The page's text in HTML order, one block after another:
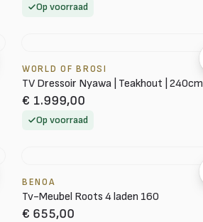
Op voorraad
WORLD OF BROSI
TV Dressoir Nyawa | Teakhout | 240cm
€ 1.999,00
Op voorraad
BENOA
Tv-Meubel Roots 4 laden 160
€ 655,00